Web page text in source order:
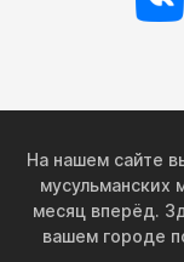
На нашем сайте
мусульманских
месяц вперёд.
вашем городе